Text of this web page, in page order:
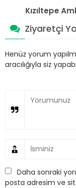
Kızıltepe
Ziyaretçi
Henüz yorum
aracılığıyla siz
Daha sonraki
posta adresim ve